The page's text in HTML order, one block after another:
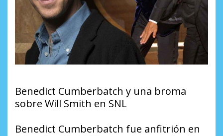
Benedict Cumberbatch y una broma
sobre Will Smith en SNL
Benedict Cumberbatch fue anfitrión en